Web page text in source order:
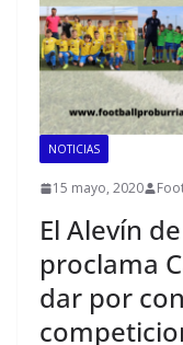
NOTICIAS
15 mayo, 2020
El Alevín
proclama
dar por